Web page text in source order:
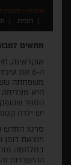
ארכיון - פסטיבל 34
רוסית
מתאים
ה-6 את
משפחתה
היא
הספר
יש ילדה
סרטו החדש
ויוצאת
במלחמה
ההישרדות